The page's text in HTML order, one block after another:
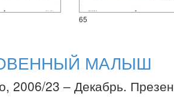
65
МАЛЫШ
2006/23 – Декабрь.